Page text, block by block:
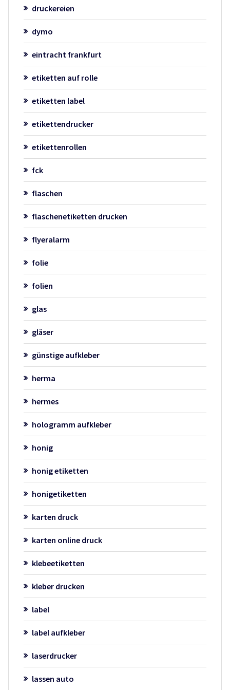
druckereien
dymo
eintracht frankfurt
etiketten auf rolle
etiketten label
etikettendrucker
etikettenrollen
fck
flaschen
flaschenetiketten drucken
flyeralarm
folie
folien
glas
gläser
günstige aufkleber
herma
hermes
hologramm aufkleber
honig
honig etiketten
honigetiketten
karten druck
karten online druck
klebeetiketten
kleber drucken
label
label aufkleber
laserdrucker
lassen auto